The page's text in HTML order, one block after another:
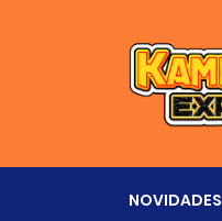
NOVIDADES